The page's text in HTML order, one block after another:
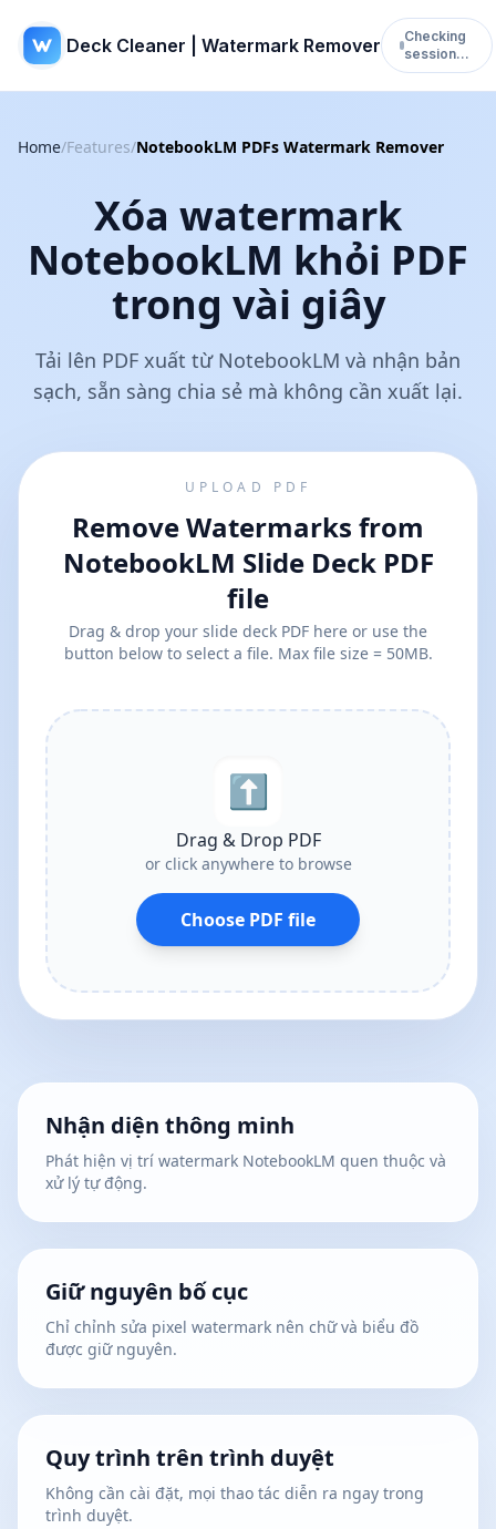
Deck Cleaner | Watermark Remover
Checking
session…
Home/Features/NotebookLM PDFs Watermark Remover
Xóa watermark
NotebookLM khỏi PDF
trong vài giây
Tải lên PDF xuất từ NotebookLM và nhận bản
sạch, sẵn sàng chia sẻ mà không cần xuất lại.
UPLOAD PDF
Remove Watermarks from
NotebookLM Slide Deck PDF
file
Drag & drop your slide deck PDF here or use the
button below to select a file. Max file size = 50MB.
⬆︎
Drag & Drop PDF
or click anywhere to browse
Choose PDF file
Nhận diện thông minh
Phát hiện vị trí watermark NotebookLM quen thuộc và
xử lý tự động.
Giữ nguyên bố cục
Chỉ chỉnh sửa pixel watermark nên chữ và biểu đồ
được giữ nguyên.
Quy trình trên trình duyệt
Không cần cài đặt, mọi thao tác diễn ra ngay trong
trình duyệt.